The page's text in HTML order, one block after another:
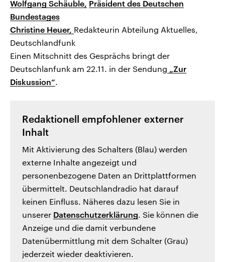
Wolfgang Schäuble, Präsident des Deutschen
Bundestages
Christine Heuer, Redakteurin Abteilung Aktuelles,
Deutschlandfunk
Einen Mitschnitt des Gesprächs bringt der
Deutschlanfunk am 22.11. in der Sendung „Zur
Diskussion“.
Redaktionell empfohlener externer
Inhalt
Mit Aktivierung des Schalters (Blau) werden
externe Inhalte angezeigt und
personenbezogene Daten an Drittplattformen
übermittelt. Deutschlandradio hat darauf
keinen Einfluss. Näheres dazu lesen Sie in
unserer Datenschutzerklärung. Sie können die
Anzeige und die damit verbundene
Datenübermittlung mit dem Schalter (Grau)
jederzeit wieder deaktivieren.